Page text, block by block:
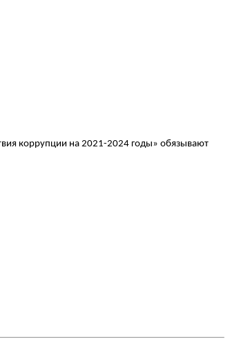
коррупции на 2021-2024 годы» обязывают